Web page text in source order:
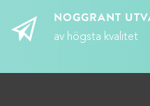
NOGGRANT
av högsta kvalitet